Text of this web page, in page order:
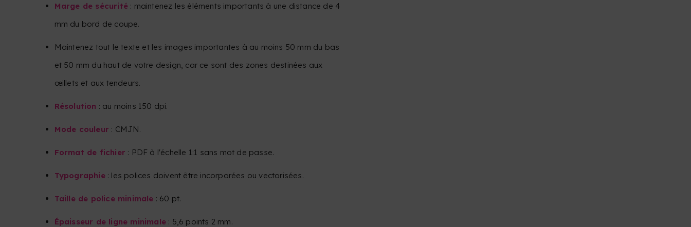
Marge de sécurité : maintenez les éléments importants à une distance de 4
mm du bord de coupe.
Maintenez tout le texte et les images importantes à au moins 50 mm du bas
et 50 mm du haut de votre design, car ce sont des zones destinées aux
œillets et aux tendeurs.
Résolution : au moins 150 dpi.
Mode couleur : CMJN.
Format de fichier : PDF à l'échelle 1:1 sans mot de passe.
Typographie: les polices doivent être incorporées ou vectorisées.
Taille de police minimale : 60 pt.
Épaisseur de ligne minimale : 5,6 points 2 mm.